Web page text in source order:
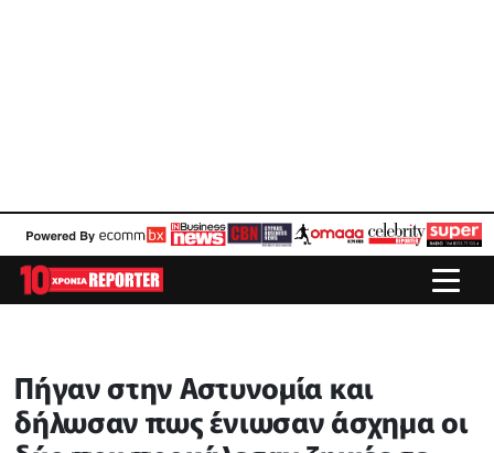
Πήγαν στην Αστυνομία και
δήλωσαν πως ένιωσαν άσχημα οι